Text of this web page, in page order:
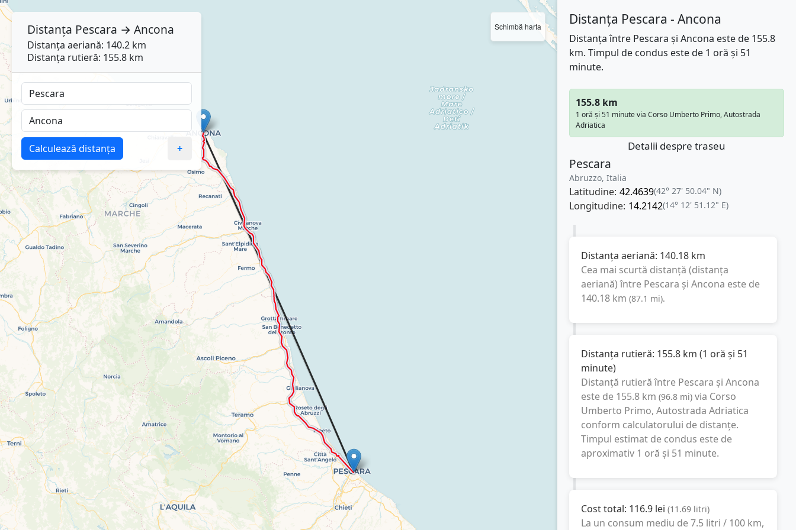
Schimbă harta Distanța Pescara - Ancona
Distanța între Pescara și Ancona este de 155.8
km. Timpul de condus este de 1 oră și 51
minute.
155.8 km
1 oră și 51 minute via Corso Umberto Primo, Autostrada
Adriatica
Detalii despre traseu
Pescara
Abruzzo, Italia
Latitudine: 42.4639(42° 27' 50.04" N)
Longitudine: 14.2142(14° 12' 51.12" E)
Distanța aeriană: 140.18 km
Cea mai scurtă distanță (distanța
aeriană) între Pescara și Ancona este de
140.18 km (87.1 mi).
Distanța rutieră: 155.8 km (1 oră și 51
minute)
Distanță rutieră între Pescara și Ancona
este de 155.8 km (96.8 mi) via Corso
Umberto Primo, Autostrada Adriatica
conform calculatorului de distanțe.
Timpul estimat de condus este de
aproximativ 1 oră și 51 minute.
Cost total: 116.9 lei (11.69 litri)
La un consum mediu de7.5 litri / 100 km,
Distanța Pescara → Ancona
Distanța aeriană: 140.2 km
Distanța rutieră: 155.8 km
Calculează distanța +